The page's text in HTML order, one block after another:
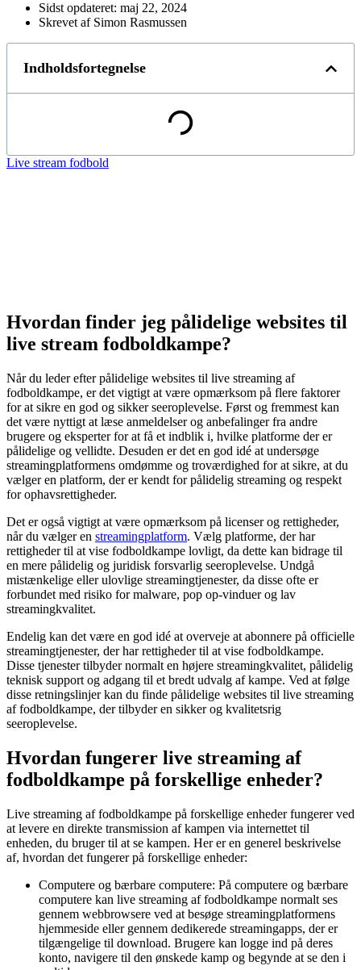
Sidst opdateret: maj 22, 2024
Skrevet af Simon Rasmussen
Indholdsfortegnelse
Live stream fodbold
Hvordan finder jeg pålidelige websites til
live stream fodboldkampe?
Når du leder efter pålidelige websites til live streaming af
fodboldkampe, er det vigtigt at være opmærksom på flere faktorer
for at sikre en god og sikker seeroplevelse. Først og fremmest kan
det være nyttigt at læse anmeldelser og anbefalinger fra andre
brugere og eksperter for at få et indblik i, hvilke platforme der er
pålidelige og vellidte. Desuden er det en god idé at undersøge
streamingplatformens omdømme og troværdighed for at sikre, at du
vælger en platform, der er kendt for pålidelig streaming og respekt
for ophavsrettigheder.
Det er også vigtigt at være opmærksom på licenser og rettigheder,
når du vælger en streamingplatform. Vælg platforme, der har
rettigheder til at vise fodboldkampe lovligt, da dette kan bidrage til
en mere pålidelig og juridisk forsvarlig seeroplevelse. Undgå
mistænkelige eller ulovlige streamingtjenester, da disse ofte er
forbundet med risiko for malware, pop op-vinduer og lav
streamingkvalitet.
Endelig kan det være en god idé at overveje at abonnere på officielle
streamingtjenester, der har rettigheder til at vise fodboldkampe.
Disse tjenester tilbyder normalt en højere streamingkvalitet, pålidelig
teknisk support og adgang til et bredt udvalg af kampe. Ved at følge
disse retningslinjer kan du finde pålidelige websites til live streaming
af fodboldkampe, der tilbyder en sikker og kvalitetsrig
seeroplevelse.
Hvordan fungerer live streaming af
fodboldkampe på forskellige enheder?
Live streaming af fodboldkampe på forskellige enheder fungerer ved
at levere en direkte transmission af kampen via internettet til
enheden, du bruger til at se kampen. Her er en generel beskrivelse
af, hvordan det fungerer på forskellige enheder:
Computere og bærbare computere: På computere og bærbare
computere kan live streaming af fodboldkampe normalt ses
gennem webbrowsere ved at besøge streamingplatformens
hjemmeside eller gennem dedikerede streamingapps, der er
tilgængelige til download. Brugere kan logge ind på deres
konto, navigere til den ønskede kamp og begynde at se den i